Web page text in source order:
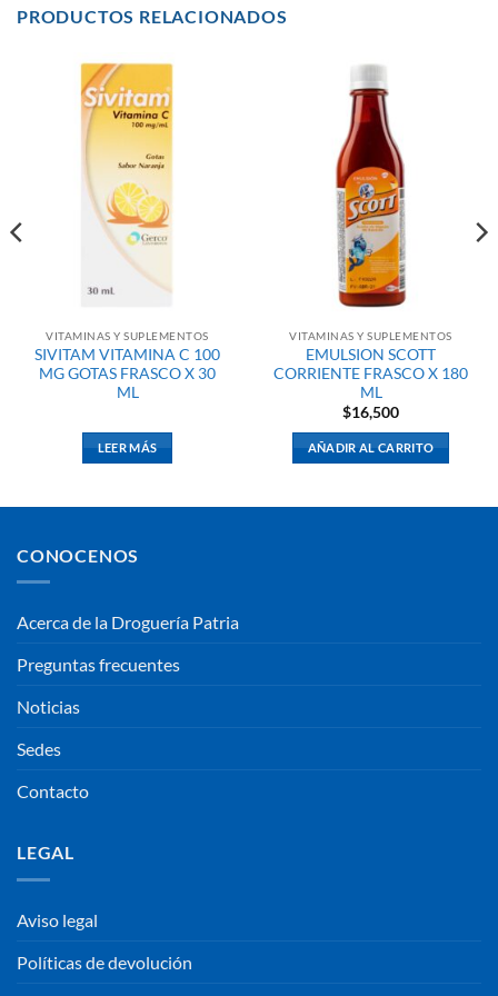
PRODUCTOS RELACIONADOS
VITAMINAS Y SUPLEMENTOS
SIVITAM VITAMINA C 100
MG GOTAS FRASCO X 30
ML
LEER MÁS
VITAMINAS Y SUPLEMENTOS
EMULSION SCOTT
CORRIENTE FRASCO X 180
ML
$16,500
AÑADIR AL CARRITO
CONOCENOS
Acerca de la Droguería Patria
Preguntas frecuentes
Noticias
Sedes
Contacto
LEGAL
Aviso legal
Políticas de devolución